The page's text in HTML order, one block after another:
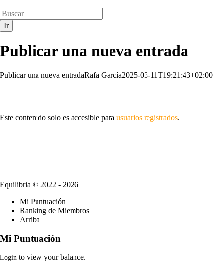
Publicar una nueva entrada
Publicar una nueva entradaRafa García2025-03-11T19:21:43+02:00
Este contenido solo es accesible para usuarios registrados.
Equilibria © 2022 - 2026
Mi Puntuación
Ranking de Miembros
Arriba
Mi Puntuación
Login to view your balance.